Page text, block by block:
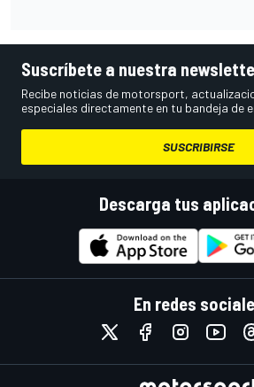
Suscríbete a nuestra
Recibe noticias de motorsport,
especiales directamente en tu bandeja de
SUSCRIBIRSE
Descarga tus
En redes